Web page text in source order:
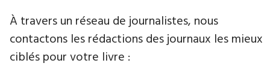
À travers un réseau de journalistes, nous
contactons les rédactions des journaux les mieux
ciblés pour votre livre :